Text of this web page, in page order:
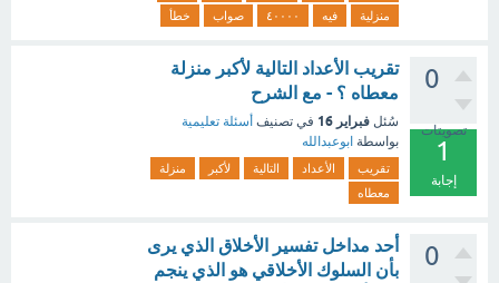
منزلية
فيه ٤٠٠٠٠ صواب خطأ
0
تصويتات
1
إجابة
تقريب الأعداد التالية لأكبر منزلة
معطاه ؟ - مع الشرح
سُئل فبراير 16 في تصنيف أسئلة تعليمية
بواسطة ابوعبدالله
تقريب الأعداد التالية لأكبر
منزلة
معطاه
0
أحد مداخل تفسير الأخلاق الذي يرى
بأن السلوك الأخلاقي هو الذي ينجم